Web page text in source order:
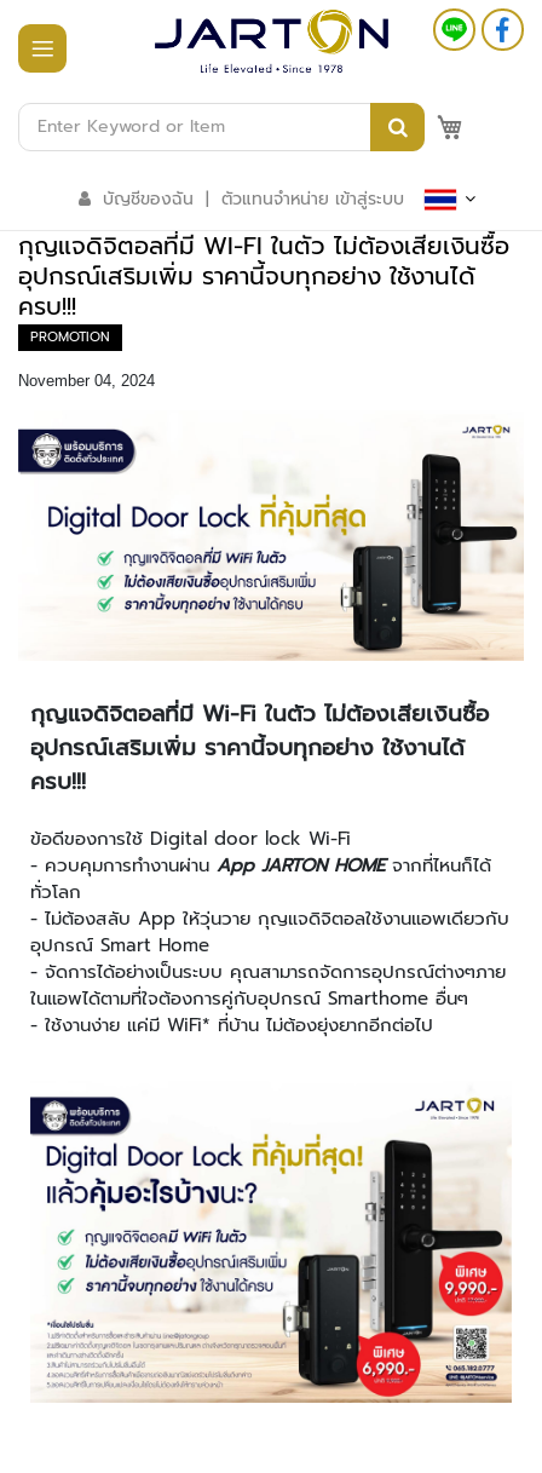
หน้า
แรก
สินค้า
ะ
บ
บ
อ
า
า
อั
จ
ฉ
ริ
ย
ก
ล้
อ
ง
ง
จ
ร
ปิ
ด
ก
ล้
ว
ง
จ
ร
ปิ
ด
ร
บ
บ
ต
บัญชีของฉัน | ตัวแทนจำหน่าย เข้าสู่ระบบ
กุญแจดิจิตอลที่มี WI-FI ในตัว ไม่ต้องเสียเงินซื้อ
อุปกรณ์เสริมเพิ่ม ราคานี้จบทุกอย่าง ใช้งานได้
ครบ!!!
PROMOTION
November 04, 2024
กุญแจดิจิตอลที่มี Wi-Fi ในตัว ไม่ต้องเสียเงินซื้อ
อุปกรณ์เสริมเพิ่ม ราคานี้จบทุกอย่าง ใช้งานได้
ครบ!!!
ข้อดีของการใช้ Digital door lock Wi-Fi
- ควบคุมการทำงานผ่าน App JARTON HOMEจากที่ไหนก็ได้
ทั่วโลก
- ไม่ต้องสลับ App ให้วุ่นวาย กุญแจดิจิตอลใช้งานแอพเดียวกับ
อุปกรณ์ Smart Home
- จัดการได้อย่างเป็นระบบ คุณสามารถจัดการอุปกรณ์ต่างๆภาย
ในแอพได้ตามที่ใจต้องการคู่กับอุปกรณ์ Smarthome อื่นๆ
- ใช้งานง่าย แค่มี WiFi* ที่บ้าน ไม่ต้องยุ่งยากอีกต่อไป